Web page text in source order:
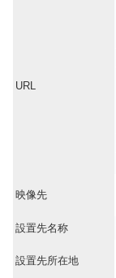
URL
映像先
設置先名称
設置先所在地